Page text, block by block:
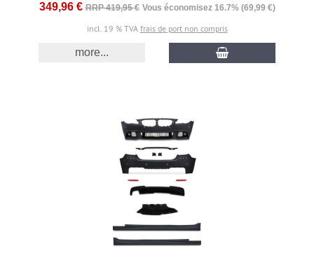
349,96 € RRP 419,95 € Vous économisez 16.7% (69,99 €)
incl. 19 % TVA frais de port non compris
more...